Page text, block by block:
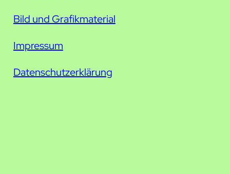
Bild und Grafikmaterial
Impressum
Datenschutzerklärung